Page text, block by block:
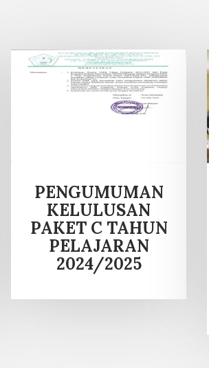
PENGUMUMAN
KELULUSAN
PAKET C TAHUN
PELAJARAN
2024/2025